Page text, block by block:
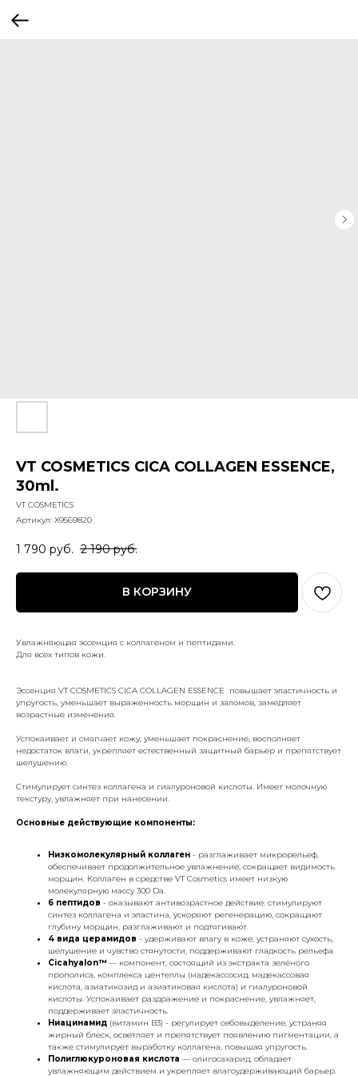
VT COSMETICS CICA COLLAGEN ESSENCE,
30ml.
VT COSMETICS
Артикул: X9569820
1 790 руб. 2 190 руб.
В КОРЗИНУ
Увлажняющая эссенция с коллагеном и пептидами.
Для всех типов кожи.
Эссенция VT COSMETICS CICA COLLAGEN ESSENCE повышает эластичность и
упругость, уменьшает выраженность морщин и заломов, замедляет
возрастные изменения.
Успокаивает и смягчает кожу, уменьшает покраснение, восполняет
недостаток влаги, укрепляет естественный защитный барьер и препятствует
шелушению.
Стимулирует синтез коллагена и гиалуроновой кислоты. Имеет молочную
текстуру, увлажняет при нанесении.
Основные действующие компоненты:
Низкомолекулярный коллаген - разглаживает микрорельеф,
обеспечивает продолжительное увлажнение, сокращает видимость
морщин. Коллаген в средстве VT Cosmetics имеет низкую
молекулярную массу 300 Da.
6 пептидов - оказывают антивозрастное действие: стимулируют
синтез коллагена и эластина, ускоряют регенерацию, сокращают
глубину морщин, разглаживают и подтягивают.
4 вида церамидов - удерживают влагу в коже, устраняют сухость,
шелушение и чувство стянутости, поддерживают гладкость рельефа.
Cicahyalon™ — компонент, состоящий из экстракта зелёного
прополиса, комплекса центеллы (мадекассосид, мадекассовая
кислота, азиатикозид и азиатиковая кислота) и гиалуроновой
кислоты. Успокаивает раздражение и покраснение, увлажняет,
поддерживает эластичность.
Ниацинамид (витамин B3) - регулирует себовыделение, устраняя
жирный блеск, осветляет и препятствует появлению пигментации, а
также стимулирует выработку коллагена, повышая упругость.
Полиглюкуроновая кислота — олигосахарид, обладает
увлажняющим действием и укрепляет влагоудерживающий барьер.